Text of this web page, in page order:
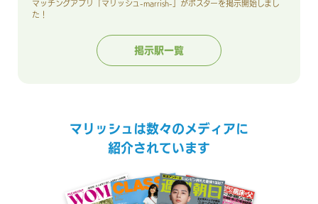
マッチングアプリ「マリッシュ-marrish-」がポスターを掲示開始しまし
た！
掲示駅一覧
マリッシュは数々のメディアに
紹介されています